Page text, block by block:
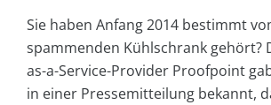
Sie haben Anfang 2014 bestimmt
spammenden Kühlschrank gehört?
as-a-Service-Provider Proofpoint
in einer Pressemitteilung bekannt,